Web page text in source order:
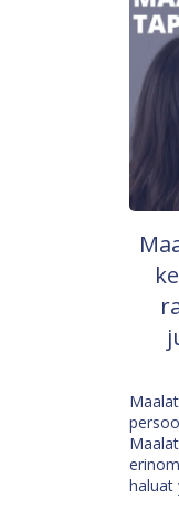
haluat